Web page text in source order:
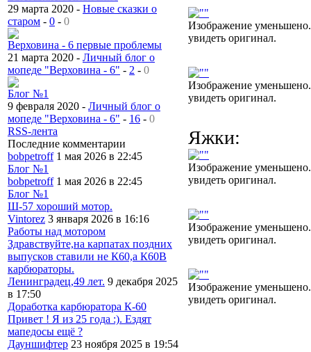
29 марта 2020 - Новые сказки о
старом - 0 - 0
Верховина - 6 первые проблемы
21 марта 2020 - Личный блог о
мопеде "Верховина - 6" - 2 - 0
Блог №1
9 февраля 2020 - Личный блог о
мопеде "Верховина - 6" - 16 - 0
RSS-лента
Последние комментарии
bobpetroff1 мая 2026 в 22:45
Блог №1
bobpetroff1 мая 2026 в 22:45
Блог №1
Ш-57 хороший мотор.
Vintorez 3 января 2026 в 16:16
Работы над мотором
Здравствуйте,на карпатах поздних
выпусков ставили не К60,а К60В
карбюраторы.
Ленинградец,49 лет. 9 декабря 2025
в 17:50
Доработка карбюратора К-60
Привет ! Я из 25 года :). Ездят
мапедосы ещё ?
Дауншифтер 23 ноября 2025 в 19:54
Изображение
увидеть оригинал.
Изображение
увидеть оригинал.
Яжки:
Изображение
увидеть оригинал.
Изображение
увидеть оригинал.
Изображение
увидеть оригинал.